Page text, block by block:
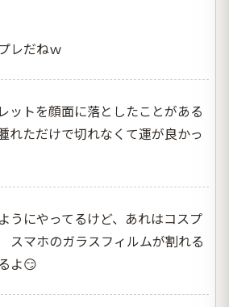
レだねｗ
ットを顔面に落としたことがある
れただけで切れなくて運が良かっ
うにやってるけど、あれはコスプ
マホのガラスフィルムが割れる
よ😏